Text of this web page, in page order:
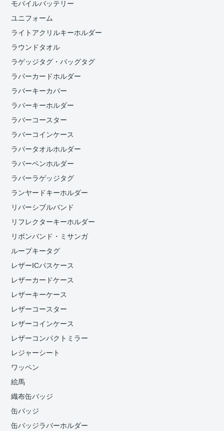
モバイルバッテリー
ユニフォーム
ライトアクリルキーホルダー
ラウンドタオル
ラゲッジタグ・バッグタグ
ラバーカードホルダー
ラバーキーカバー
ラバーキーホルダー
ラバーコースター
ラバーコインケース
ラバータオルホルダー
ラバーペンホルダー
ラバーラゲッジタグ
ランヤードキーホルダー
リバーシブルバンド
リフレクターキーホルダー
リボンバンド・ミサンガ
ループキータグ
レザーICパスケース
レザーカードケース
レザーキーケース
レザーコースター
レザーコインケース
レザーコンパクトミラー
レジャーシート
ワッペン
絵馬
織布缶バッジ
缶バッジ
缶バッジラバーホルダー